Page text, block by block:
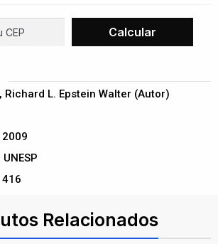
Richard L. Epstein Walter (Autor)
416
Relacionados